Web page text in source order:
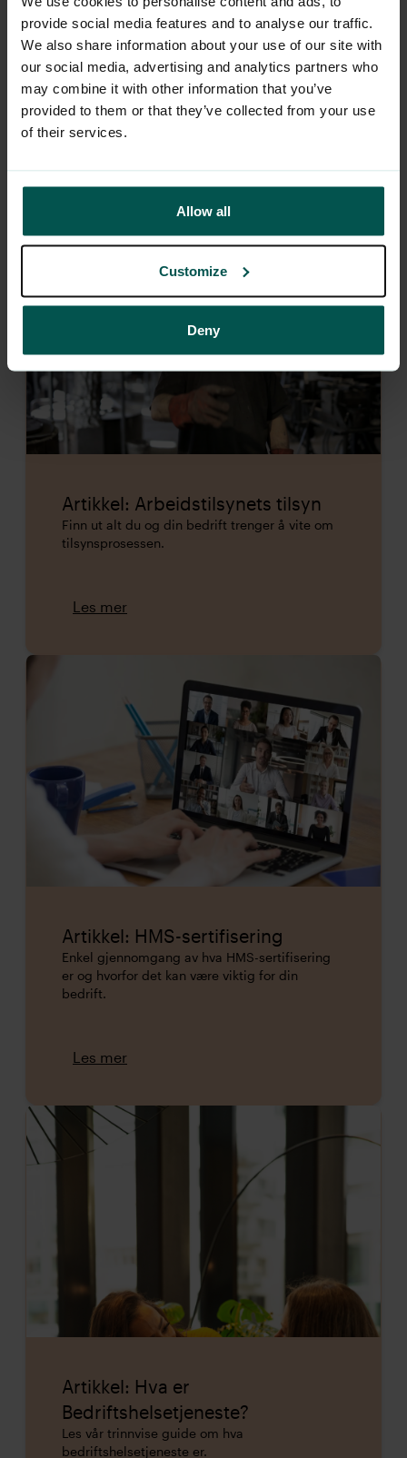
provide social media features and to analyse our traffic.
We also share information about your use of our site with
our social media, advertising and analytics partners who
may combine it with other information that you’ve
provided to them or that they’ve collected from your use
of their services.
Allow all
Customize
Deny
Artikkel: HMS-håndbok
Hva er HMS-håndbok og hvordan lage en for
din bedrift
Les mer
Artikkel: Arbeidstilsynets tilsyn
Finn ut alt du og din bedrift trenger å vite om
tilsynsprosessen.
Les mer
Artikkel: HMS-sertifisering
Enkel gjennomgang av hva HMS-sertifisering
er og hvorfor det kan være viktig for din
bedrift.
Les mer
Artikkel: Hva er
Bedriftshelsetjeneste?
Les vår trinnvise guide om hva
bedriftshelsetjeneste er.